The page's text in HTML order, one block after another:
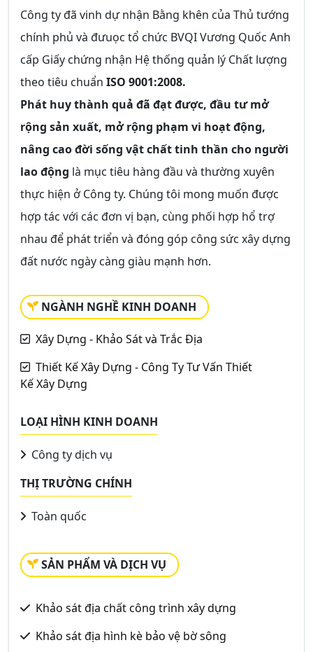
Công ty đã vinh dự nhận Bằng khên của Thủ tướng
chính phủ và đưuọc tổ chức BVQI Vương Quốc Anh
cấp Giấy chứng nhận Hệ thống quản lý Chất lượng
theo tiêu chuẩn ISO 9001:2008.
Phát huy thành quả đã đạt được, đầu tư mở
rộng sản xuất, mở rộng phạm vi hoạt động,
nâng cao đời sống vật chất tinh thần cho người
lao động là mục tiêu hàng đầu và thường xuyên
thực hiện ở Công ty. Chúng tôi mong muốn được
hợp tác với các đơn vị bạn, cùng phối hợp hổ trợ
nhau để phát triển và đóng góp công sức xây dựng
đất nước ngày càng giàu mạnh hơn.
NGÀNH NGHỀ KINH DOANH
Xây Dựng - Khảo Sát và Trắc Địa
Thiết Kế Xây Dựng - Công Ty Tư Vấn Thiết
Kế Xây Dựng
LOẠI HÌNH KINH DOANH
Công ty dịch vụ
THỊ TRƯỜNG CHÍNH
Toàn quốc
SẢN PHẨM VÀ DỊCH VỤ
Khảo sát địa chất công trình xây dựng
Khảo sát địa hình kè bảo vệ bờ sông